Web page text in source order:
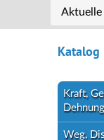
Aktuelle
Katalog
Kraft,
Dehnung
Weg,